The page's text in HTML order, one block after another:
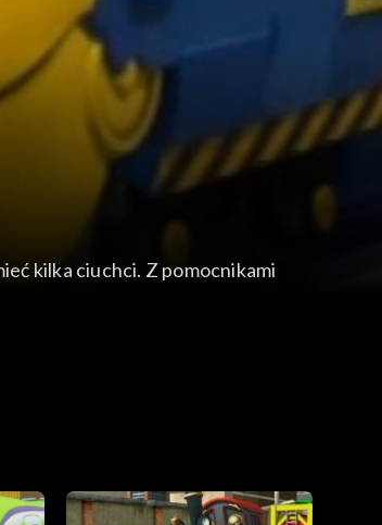
kilka ciuchci. Z pomocnikami